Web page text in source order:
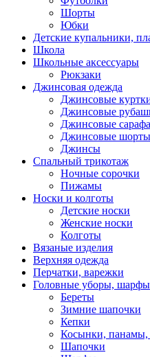
Шорты
Юбки
Детские купальники,
Школа
Школьные аксессуары
Рюкзаки
Джинсовая одежда
Джинсовые
Джинсовые
Джинсовые
Джинсовые шорты
Джинсы
Спальный трикотаж
Ночные сорочки
Пижамы
Носки и колготы
Детские носки
Женские носки
Колготы
Вязаные изделия
Верхняя одежда
Перчатки, варежки
Головные уборы, шарфы
Береты
Зимние шапочки
Кепки
Косынки,
Шапочки